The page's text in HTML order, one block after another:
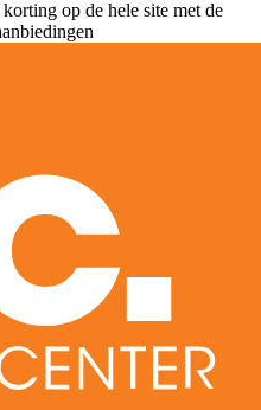
op de hele site met de